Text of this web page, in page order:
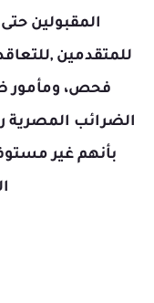
فحص، ومأمور
بأنهم غير